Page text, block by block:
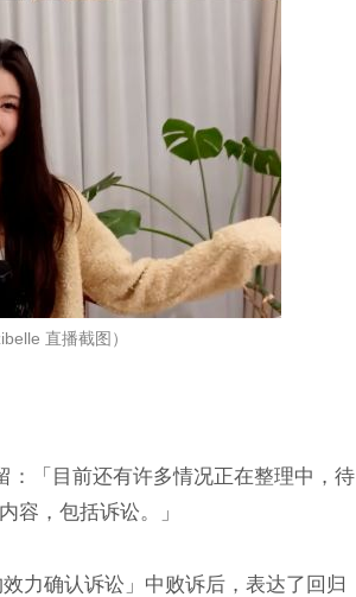
直播截图）
：「目前还有许多情况正在整理中，待
容，包括诉讼。」
力确认诉讼」中败诉后，表达了回归